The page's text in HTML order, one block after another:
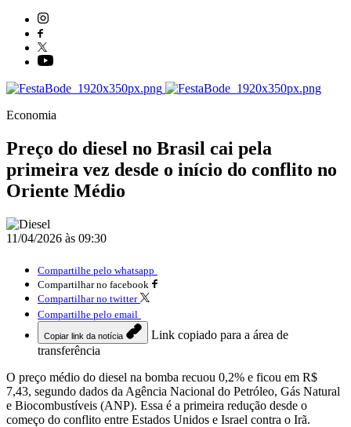
Economia
Preço do diesel no Brasil cai pela
primeira vez desde o início do conflito no
Oriente Médio
11/04/2026 às 09:30
Compartilhe pelo whatsapp
Compartilhar no facebook
Compartilhar no twitter
Compartilhe pelo email
Copiar link da notícia
Link copiado para a área de
transferência
O preço médio do diesel na bomba recuou 0,2% e ficou em R$
7,43, segundo dados da Agência Nacional do Petróleo, Gás Natural
e Biocombustíveis (ANP). Essa é a primeira redução desde o
começo do conflito entre Estados Unidos e Israel contra o Irã.